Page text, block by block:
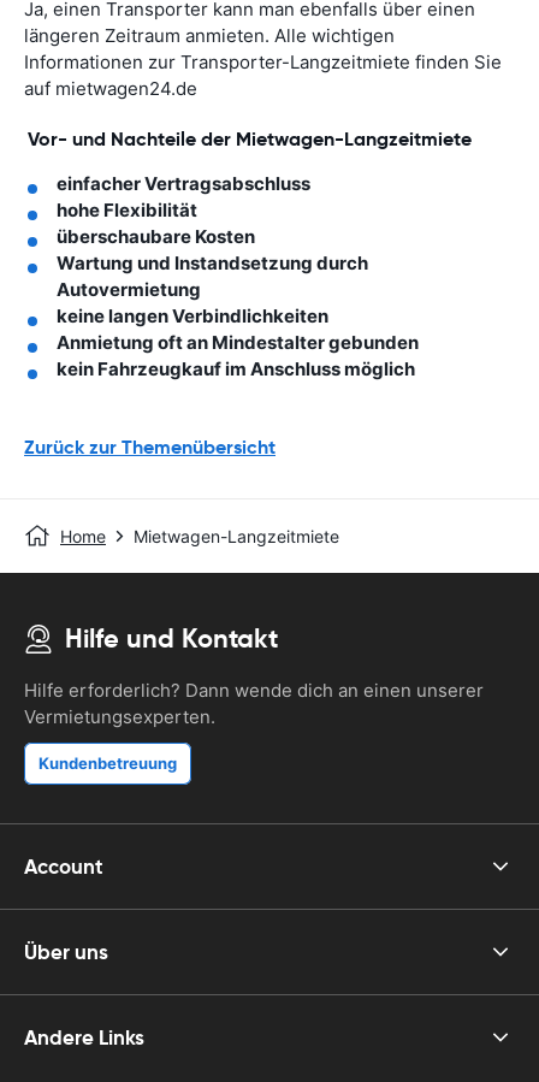
Ja, einen Transporter kann man ebenfalls über einen
längeren Zeitraum anmieten. Alle wichtigen
Informationen zur Transporter-Langzeitmiete finden Sie
auf mietwagen24.de
Vor- und Nachteile der Mietwagen-Langzeitmiete
einfacher Vertragsabschluss
hohe Flexibilität
überschaubare Kosten
Wartung und Instandsetzung durch
Autovermietung
keine langen Verbindlichkeiten
Anmietung oft an Mindestalter gebunden
kein Fahrzeugkauf im Anschluss möglich
Zurück zur Themenübersicht
Home Mietwagen-Langzeitmiete
Hilfe und Kontakt
Hilfe erforderlich? Dann wende dich an einen unserer
Vermietungsexperten.
Kundenbetreuung
Account
Über uns
Andere Links